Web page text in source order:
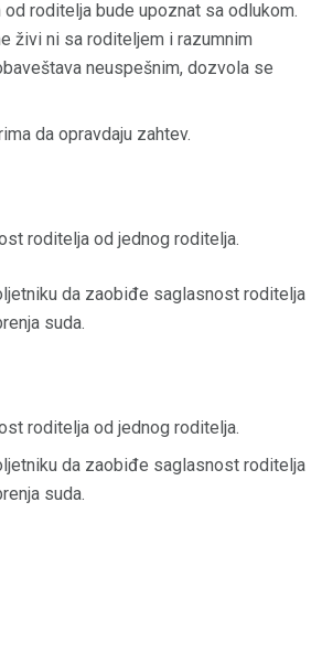
od roditelja bude upoznat sa odlukom.
živi ni sa roditeljem i razumnim
neuspešnim, dozvola se
da opravdaju zahtev.
roditelja od jednog roditelja.
da zaobiđe saglasnost roditelja
suda.
roditelja od jednog roditelja.
da zaobiđe saglasnost roditelja
suda.